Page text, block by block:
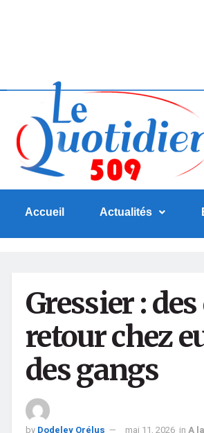
Accueil Actualités
Gressier :
retour chez
des gangs
by Dodeley Orélus mai 11, 2026 in A